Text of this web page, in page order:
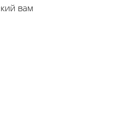
вам